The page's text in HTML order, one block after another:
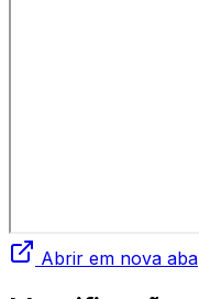
Abrir em nova aba